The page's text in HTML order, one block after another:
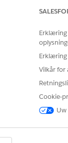
til
handling en eller
Erklæring
Vilkår for
Cookie-
Uw